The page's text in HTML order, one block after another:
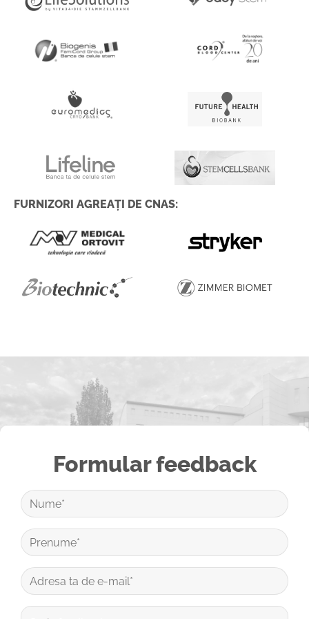
FURNIZORI AGREAȚI DE CNAS:
Formular feedback